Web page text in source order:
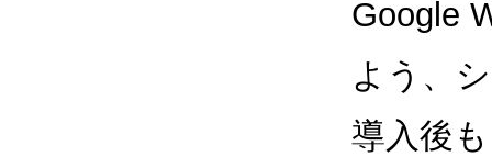
Google
よう、
導入後